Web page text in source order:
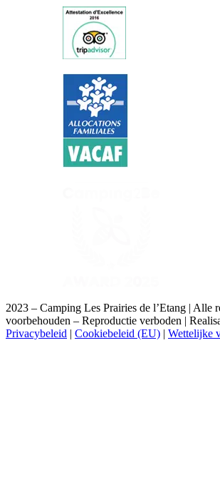
2023 – Camping Les Prairies de l’Etang | Alle
voorbehouden – Reproductie verboden |
Privacybeleid | Cookiebeleid (EU) | Wettelijke